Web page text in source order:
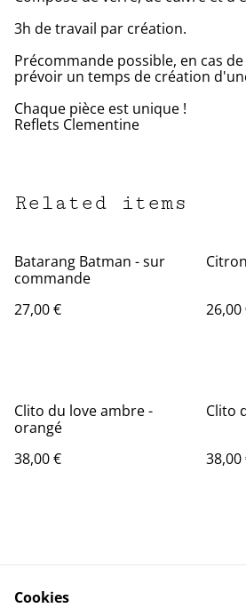
3h de travail par création.
Précommande possible, en cas
prévoir un temps de création
Chaque pièce est unique !
Reflets Clementine
Related items
Batarang Batman - sur
commande
27,00 €
Citron
26,00
Clito du love ambre -
orangé
38,00 €
Clito
38,00
Cookies